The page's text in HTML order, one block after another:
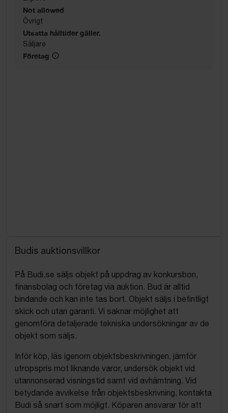
Not allowed
Övrigt
Utsatta hålltider gäller.
Säljare
Företag
Budis auktionsvillkor
På Budi.se säljs objekt på uppdrag av konkursbon,
finansbolag och företag via auktion. Bud är alltid
bindande och kan inte tas bort. Objekt säljs i befintligt
skick och utan garanti. Vi saknar möjlighet att
genomföra detaljerade tekniska undersökningar av de
objekt som säljs.
Inför köp, läs igenom objektsbeskrivningen, jämför
utropspris mot liknande varor, undersök objekt vid
utannonserad visningstid samt vid avhämtning. Vid
betydande avvikelse från objektsbeskrivning, kontakta
Budi så snart som möjligt. Köparen ansvarar för att